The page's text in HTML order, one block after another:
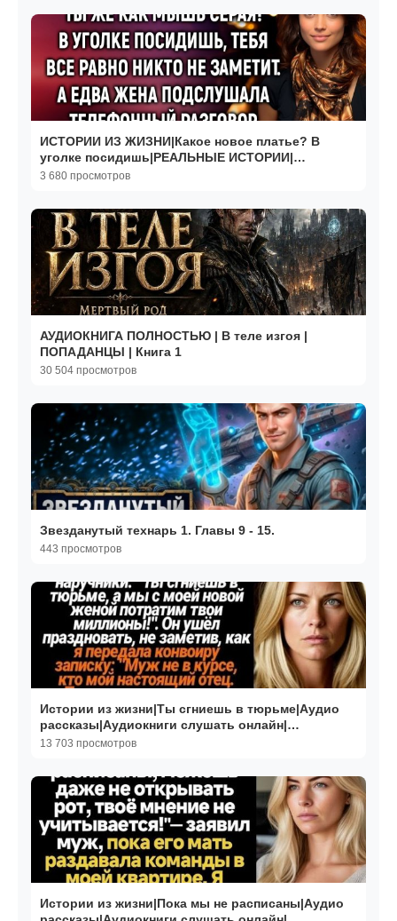
ИСТОРИИ ИЗ ЖИЗНИ|Какое новое платье? В
уголке посидишь|РЕАЛЬНЫЕ ИСТОРИИ|
ЖИЗНЕННЫЕ ИСТОРИИ
3 680 просмотров
АУДИОКНИГА ПОЛНОСТЬЮ | В теле изгоя |
ПОПАДАНЦЫ | Книга 1
30 504 просмотров
Звезданутый технарь 1. Главы 9 - 15.
443 просмотров
Истории из жизни|Ты сгниешь в тюрьме|Аудио
рассказы|Аудиокниги слушать онлайн|
Жизненные истории
13 703 просмотров
Истории из жизни|Пока мы не расписаны|Аудио